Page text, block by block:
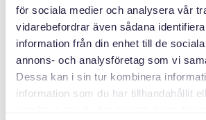
för sociala medier och analysera vår
vidarebefordrar även sådana
information från din enhet till de
annons- och analysföretag som vi
Dessa kan i sin tur kombinera
information som du har tillhandahållit
سازمان دهنده